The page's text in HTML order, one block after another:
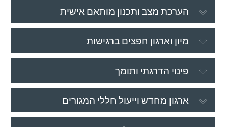
הערכת מצב ותכנון מותאם אישית
מיון וארגון חפצים ברגישות
פינוי הדרגתי ותומך
ארגון מחדש וייעול חללי המגורים